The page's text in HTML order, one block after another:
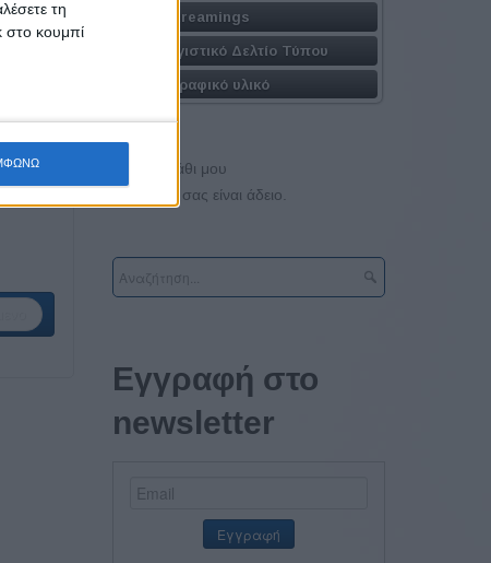
τη
στο κουμπί
Live Streamings
Απολογιστικό Δελτίο Τύπου
Φωτογραφικό υλικό
Το καλάθι μου
Το καλάθι σας είναι άδειο.
Εγγραφή στο
newsletter